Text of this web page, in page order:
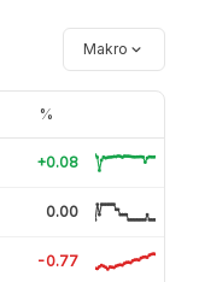
Makro
%
+0.08
0.00
-0.77